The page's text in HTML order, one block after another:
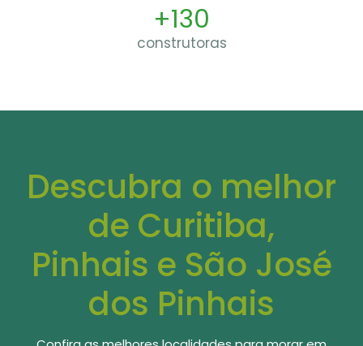
+130
construtoras
Descubra o melhor
de Curitiba,
Pinhais e São José
dos Pinhais